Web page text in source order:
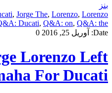
بنز
, Jorge The, Lorenzo, Lorenzo
Ducati, Q&A: on, Q&A: the
Date:
آوریل 25, 2016 0
Lorenzo Left
For Ducati